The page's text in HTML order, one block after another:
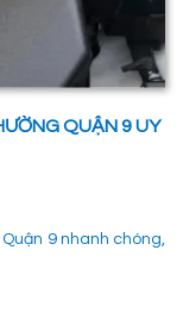
QUẬN 9 UY
9 nhanh chóng,